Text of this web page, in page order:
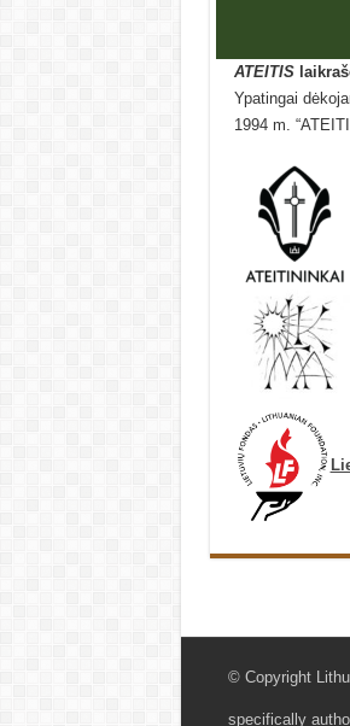
ATEITIS
Ypatingai
1994 m.
© Copyright
specifically